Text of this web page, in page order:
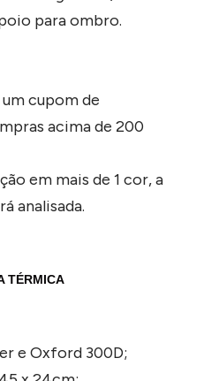
para ombro.
cupom de
acima de 200
em mais de 1 cor, a
analisada.
TÉRMICA
e Oxford 300D;